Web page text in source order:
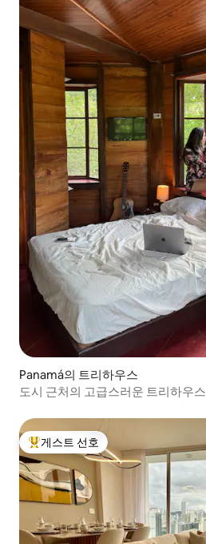
Panamá의 트리하우스
도시 근처의 고급스러운 트리하우스
상위 게스트 선호
게스트 선호